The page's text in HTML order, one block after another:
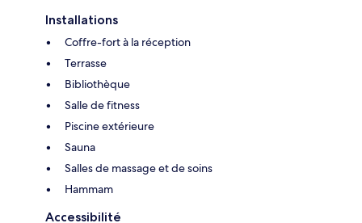
Installations
Coffre-fort à la réception
Terrasse
Bibliothèque
Salle de fitness
Piscine extérieure
Sauna
Salles de massage et de soins
Hammam
Accessibilité